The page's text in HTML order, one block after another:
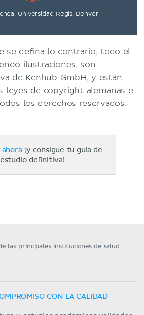
Universidad Regis, Denver
se defina lo contrario, todo el
ilustraciones, son
de Kenhub GmbH, y están
leyes de copyright alemanas e
los derechos reservados.
ahora ¡y consigue tu guía de
estudio definitiva!
las principales instituciones de salud
CON LA CALIDAD